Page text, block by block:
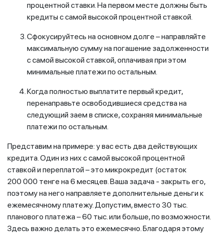
процентной ставки. На первом месте должны быть
кредиты с самой высокой процентной ставкой.
Сфокусируйтесь на основном долге – направляйте
максимальную сумму на погашение задолженности
с самой высокой ставкой, оплачивая при этом
минимальные платежи по остальным.
Когда полностью выплатите первый кредит,
перенаправьте освободившиеся средства на
следующий заем в списке, сохраняя минимальные
платежи по остальным.
Представим на примере: у вас есть два действующих
кредита. Один из них с самой высокой процентной
ставкой и переплатой – это микрокредит (остаток
200 000 тенге на 6 месяцев. Ваша задача - закрыть его,
поэтому на него направляете дополнительные деньги к
ежемесячному платежу. Допустим, вместо 30 тыс.
планового платежа – 60 тыс. или больше, по возможности.
Здесь важно делать это ежемесячно. Благодаря этому